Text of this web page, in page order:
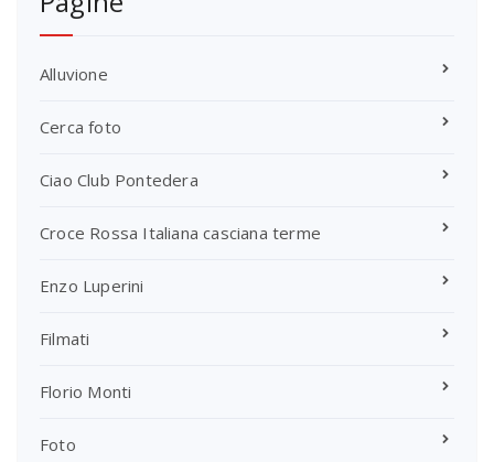
Alluvione
Cerca foto
Ciao Club Pontedera
Croce Rossa Italiana casciana terme
Enzo Luperini
Filmati
Florio Monti
Foto